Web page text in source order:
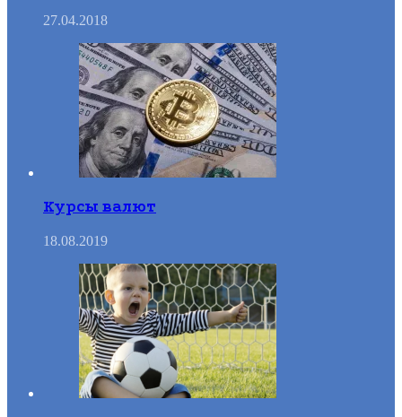
27.04.2018
Курсы валют
18.08.2019